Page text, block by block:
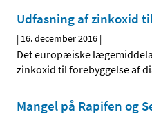
Udfasning af zinkoxid
| 16. december 2016 |
Det europæiske
zinkoxid til forebyggelse af
Mangel på Rapifen og